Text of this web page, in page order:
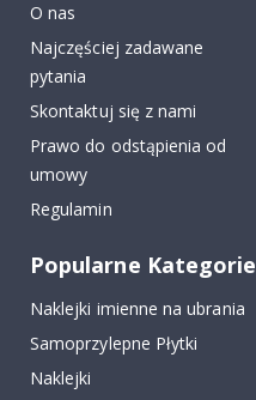
O nas
Najczęściej zadawane
pytania
Skontaktuj się z nami
Prawo do odstąpienia od
umowy
Regulamin
Popularne Kategorie
Naklejki imienne na ubrania
Samoprzylepne Płytki
Naklejki